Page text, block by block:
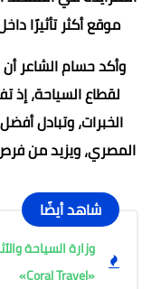
موقع أكثر تأثيرًا
وأكد حسام الشاعر
لقطاع السياحة، إذ
الخبرات، وتبادل
المصري، ويزيد من
شاهد أيضًا
وزارة السياحة
«Coral Travel»